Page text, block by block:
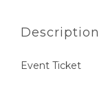
Description
Event Ticket